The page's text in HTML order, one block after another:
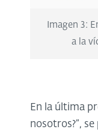
Imagen 3:
a la
En la última
nosotros?”,